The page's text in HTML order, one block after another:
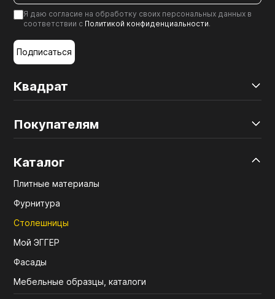
Квадрат
Покупателям
Каталог
Плитные материалы
Фурнитура
Столешницы
Мой ЭГГЕР
Фасады
Мебельные образцы, каталоги
Я даю согласие на обработку своих персональных данных в
соответствии с Политикой конфиденциальности.
Подписаться